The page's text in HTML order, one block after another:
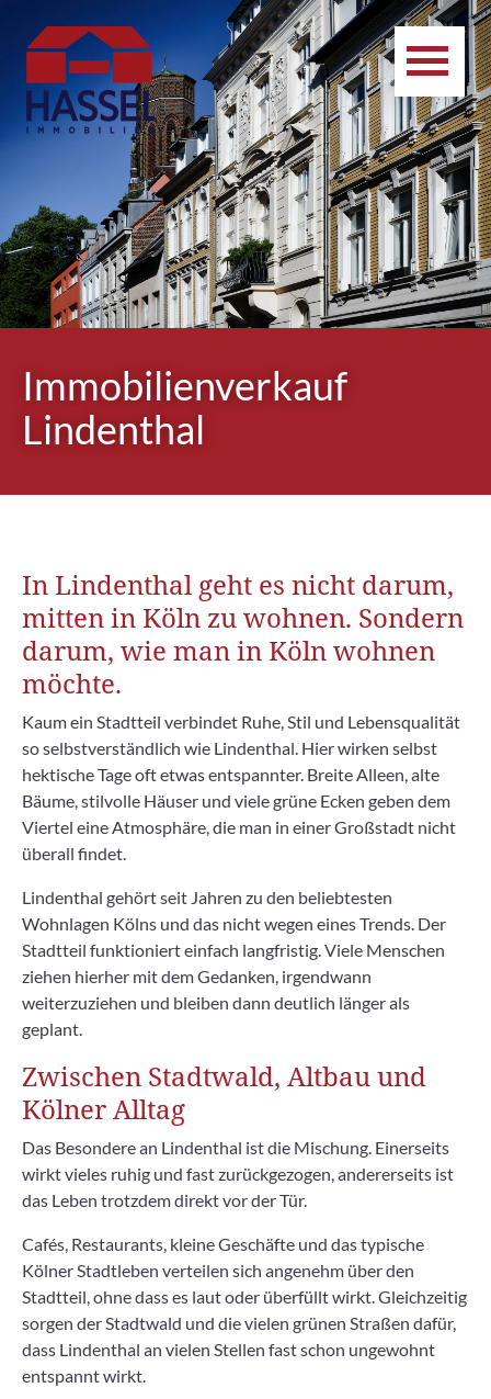
Immobilienverkauf
Lindenthal
In Lindenthal geht es nicht darum,
mitten in Köln zu wohnen. Sondern
darum, wie man in Köln wohnen
möchte.
Kaum ein Stadtteil verbindet Ruhe, Stil und Lebensqualität
so selbstverständlich wie Lindenthal. Hier wirken selbst
hektische Tage oft etwas entspannter. Breite Alleen, alte
Bäume, stilvolle Häuser und viele grüne Ecken geben dem
Viertel eine Atmosphäre, die man in einer Großstadt nicht
überall findet.
Lindenthal gehört seit Jahren zu den beliebtesten
Wohnlagen Kölns und das nicht wegen eines Trends. Der
Stadtteil funktioniert einfach langfristig. Viele Menschen
ziehen hierher mit dem Gedanken, irgendwann
weiterzuziehen und bleiben dann deutlich länger als
geplant.
Zwischen Stadtwald, Altbau und
Kölner Alltag
Das Besondere an Lindenthal ist die Mischung. Einerseits
wirkt vieles ruhig und fast zurückgezogen, andererseits ist
das Leben trotzdem direkt vor der Tür.
Cafés, Restaurants, kleine Geschäfte und das typische
Kölner Stadtleben verteilen sich angenehm über den
Stadtteil, ohne dass es laut oder überfüllt wirkt. Gleichzeitig
sorgen der Stadtwald und die vielen grünen Straßen dafür,
dass Lindenthal an vielen Stellen fast schon ungewohnt
entspannt wirkt.